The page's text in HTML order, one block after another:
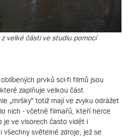
velké části ve studiu pomocí
prvků sci-fi filmů jsou
zaplňuje velkou část
„mršky“ totiž mají ve zvyku odrážet
nich - včetně filmařů, kteří herce
je ve visorech často vidět i
všechny světelné zdroje, jež se